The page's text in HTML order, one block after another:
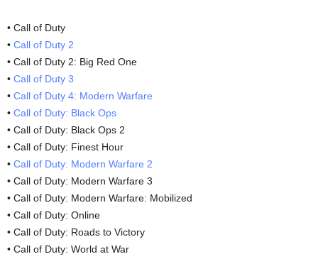
• Call of Duty
• Call of Duty 2
• Call of Duty 2: Big Red One
• Call of Duty 3
• Call of Duty 4: Modern Warfare
• Call of Duty: Black Ops
• Call of Duty: Black Ops 2
• Call of Duty: Finest Hour
• Call of Duty: Modern Warfare 2
• Call of Duty: Modern Warfare 3
• Call of Duty: Modern Warfare: Mobilized
• Call of Duty: Online
• Call of Duty: Roads to Victory
• Call of Duty: World at War